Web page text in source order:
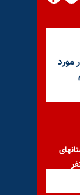
مورد
نفر